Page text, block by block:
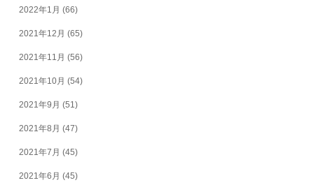
2022年1月 (66)
2021年12月 (65)
2021年11月 (56)
2021年10月 (54)
2021年9月 (51)
2021年8月 (47)
2021年7月 (45)
2021年6月 (45)